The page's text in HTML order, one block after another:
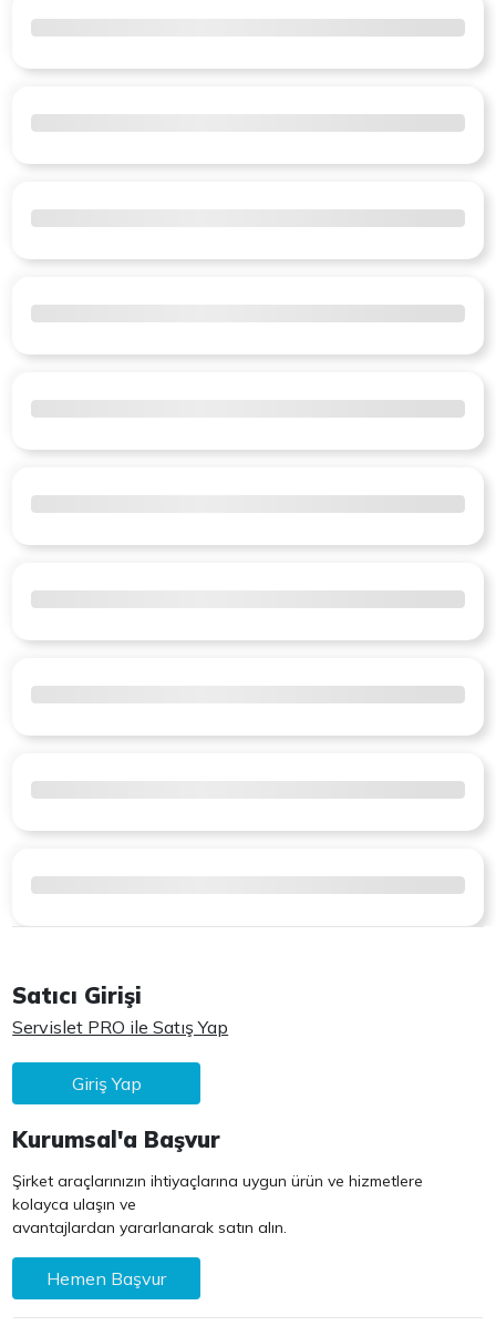
Satıcı Girişi
Servislet PRO ile Satış Yap
Giriş Yap
Kurumsal'a Başvur
Şirket araçlarınızın ihtiyaçlarına uygun ürün ve hizmetlere
kolayca ulaşın ve
avantajlardan yararlanarak satın alın.
Hemen Başvur